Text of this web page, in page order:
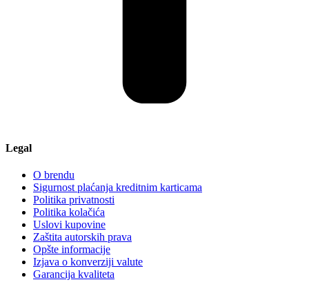
Legal
O brendu
Sigurnost plaćanja kreditnim karticama
Politika privatnosti
Politika kolačića
Uslovi kupovine
Zaštita autorskih prava
Opšte informacije
Izjava o konverziji valute
Garancija kvaliteta